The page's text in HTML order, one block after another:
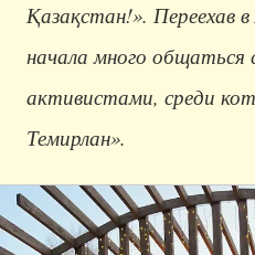
Қазақстан!». Переехав
начала много общаться
активистами, среди
Темирлан».